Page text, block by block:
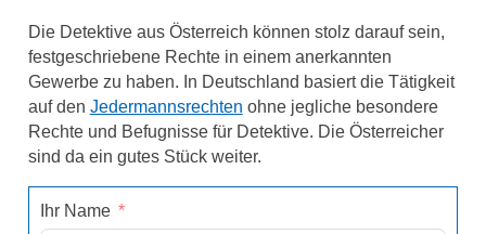
Die Detektive aus Österreich können stolz darauf sein,
festgeschriebene Rechte in einem anerkannten
Gewerbe zu haben. In Deutschland basiert die Tätigkeit
auf den Jedermannsrechten ohne jegliche besondere
Rechte und Befugnisse für Detektive. Die Österreicher
sind da ein gutes Stück weiter.
Ihr Name